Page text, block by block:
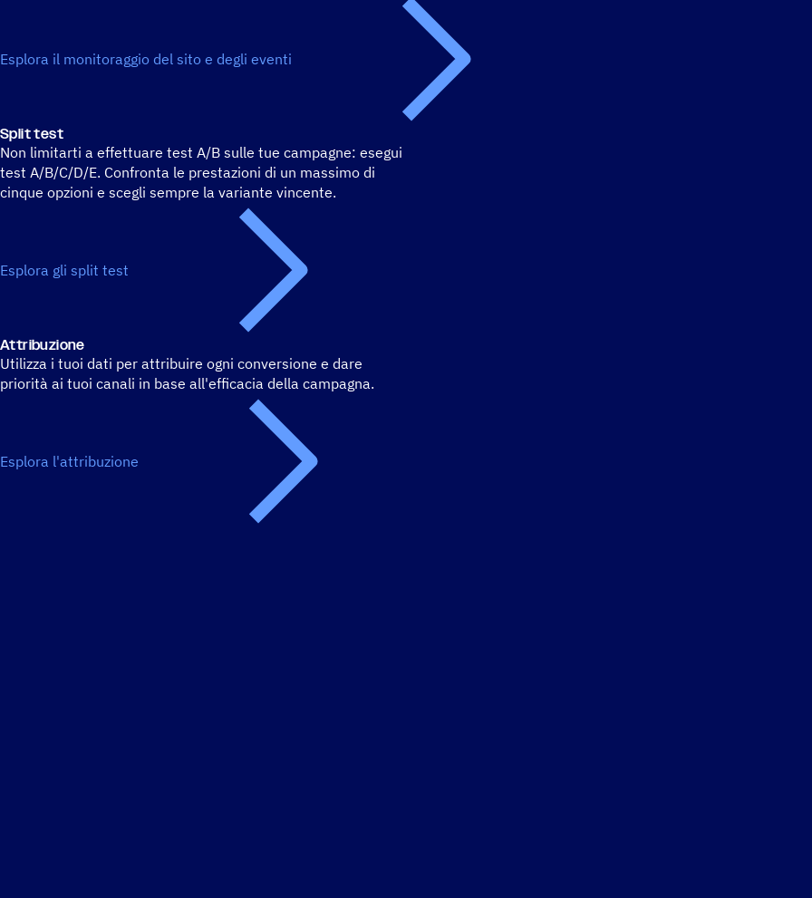
Esplora il monitoraggio del sito e degli eventi
Split test
Non limitarti a effettuare test A/B sulle tue campagne: esegui
test A/B/C/D/E. Confronta le prestazioni di un massimo di
cinque opzioni e scegli sempre la variante vincente.
Esplora gli split test
Attri­bu­zione
Utilizza i tuoi dati per attribuire ogni conversione e dare
priorità ai tuoi canali in base all'efficacia della campagna.
Esplora l'attribuzione